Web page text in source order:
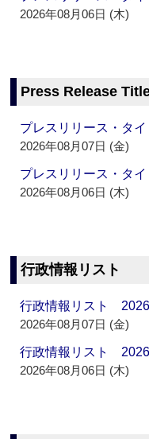
2026年08月06日 (木)
Press Release
プレスリリース・タ
2026年08月07日 (金)
プレスリリース・タ
2026年08月06日 (木)
行政情報リスト
行政情報リスト
2026年08月07日 (金)
行政情報リスト
2026年08月06日 (木)